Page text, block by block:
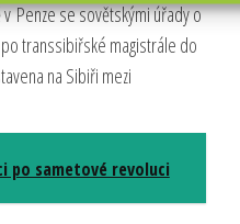
Penze se sovětskými úřady o
transsibiřské magistrále do
na Sibiři mezi
po sametové revoluci